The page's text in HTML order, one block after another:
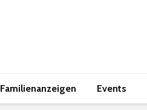
Familienanzeigen Events